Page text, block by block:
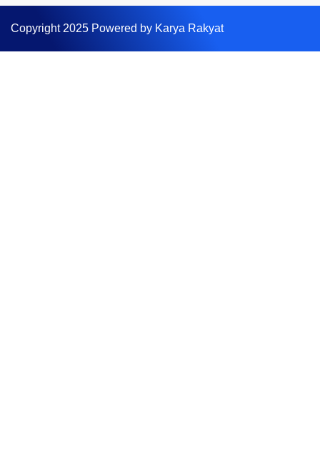
Copyright 2025 Powered by Karya Rakyat